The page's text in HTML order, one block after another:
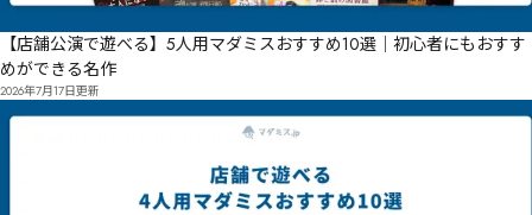
【店舗公演で遊べる】5人用マダミスおすすめ10選｜初心者にもおすす
めができる名作
2026年7月17日更新